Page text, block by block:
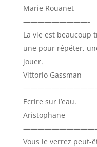
Marie Rouanet
—————————-
La vie est beaucoup
une pour répéter,
jouer.
Vittorio Gassman
Ecrire sur l’eau.
Aristophane
Vous le verrez peut-